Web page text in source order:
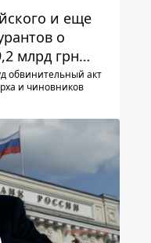
и еще
о
млрд грн
в
обвинительный акт
и чиновников